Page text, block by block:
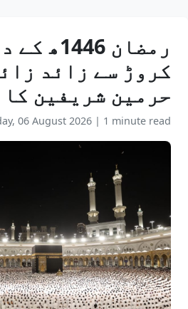
کروڑ سے زائد
حرمین شریفین کا
06 August 2026 | 1 minute read